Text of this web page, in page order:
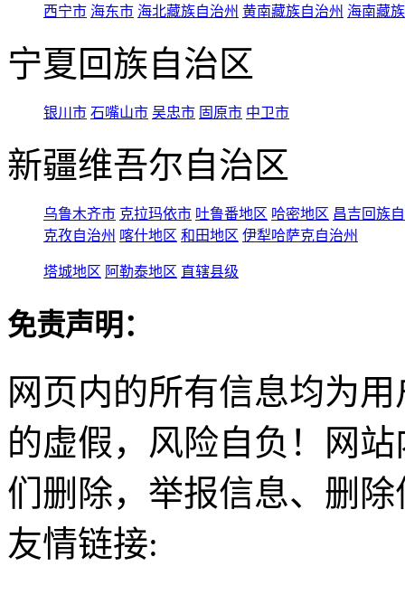
西宁市 海东市 海北藏族自治州 黄南藏族自治州 海南藏
宁夏回族自治区
银川市 石嘴山市 吴忠市 固原市 中卫市
新疆维吾尔自治区
乌鲁木齐市 克拉玛依市 吐鲁番地区 哈密地区 昌吉回族
克孜自治州 喀什地区 和田地区 伊犁哈萨克自治州
塔城地区 阿勒泰地区 直辖县级
免责声明：
网页内的所有信息均为
的虚假，风险自负！网
们删除，举报信息、删
友情链接: